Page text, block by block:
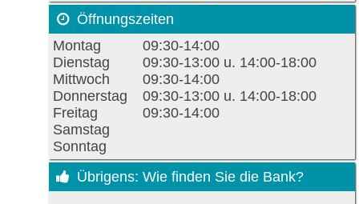
Öffnungszeiten
Montag
09:30-14:00
Dienstag
09:30-13:00 u. 14:00-18:00
Mittwoch
09:30-14:00
Donnerstag
09:30-13:00 u. 14:00-18:00
Freitag
09:30-14:00
Samstag
Sonntag
Übrigens: Wie finden Sie die Bank?